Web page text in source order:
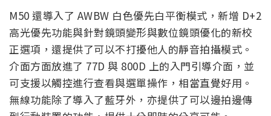
M50 還導入了 AWBW 白色優先白平衡模式，新增 D+2
高光優先功能與針對鏡頭變形與數位鏡頭優化的新校
正選項，還提供了可以不打擾他人的靜音拍攝模式。
介面方面放進了 77D 與 800D 上的入門引導介面，並
可支援以觸控進行查看與選單操作，相當直覺好用。
無線功能除了導入了藍牙外，亦提供了可以邊拍邊傳